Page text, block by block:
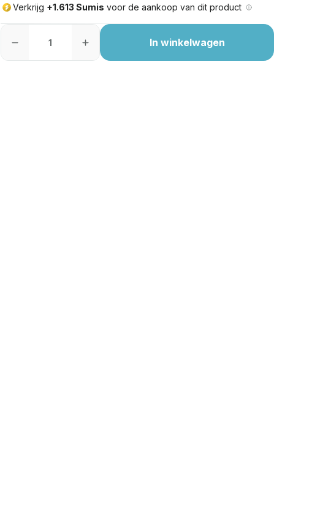
Verkrijg +1.613 Sumis voor de aankoop van dit product
In winkelwagen